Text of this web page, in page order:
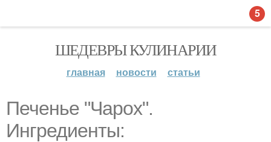
ШЕДЕВРЫ КУЛИНАРИИ
главная новости статьи
Печенье "Чарох".
Ингредиенты:
5